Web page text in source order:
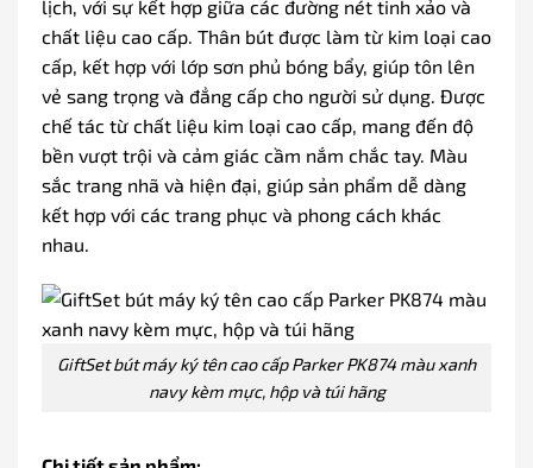
lịch, với sự kết hợp giữa các đường nét tinh xảo và
chất liệu cao cấp. Thân bút được làm từ kim loại cao
cấp, kết hợp với lớp sơn phủ bóng bẩy, giúp tôn lên
vẻ sang trọng và đẳng cấp cho người sử dụng. Được
chế tác từ chất liệu kim loại cao cấp, mang đến độ
bền vượt trội và cảm giác cầm nắm chắc tay. Màu
sắc trang nhã và hiện đại, giúp sản phẩm dễ dàng
kết hợp với các trang phục và phong cách khác
nhau.
GiftSet bút máy ký tên cao cấp Parker PK874 màu xanh
navy kèm mực, hộp và túi hãng